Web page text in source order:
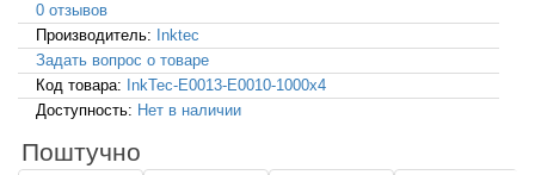
0 отзывов
Производитель: Inktec
Задать вопрос о товаре
Код товара: InkTec-E0013-E0010-1000x4
Доступность: Нет в наличии
Поштучно